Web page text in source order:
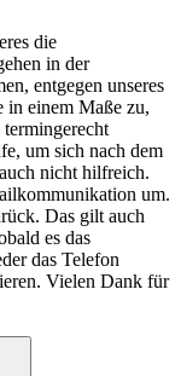
die
in der
entgegen unseres
in einem Maße zu,
um sich nach dem
nicht hilfreich.
um.
Das gilt auch
es das
das Telefon
Vielen Dank für